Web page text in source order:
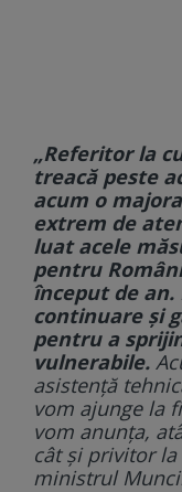
„Referitor la
treacă peste
acum o
extrem de
luat acele
pentru
început de an.
continuare și
pentru a
vulnerabile.
asistență
vom ajunge la
vom anunța,
cât şi privitor la
ministrul